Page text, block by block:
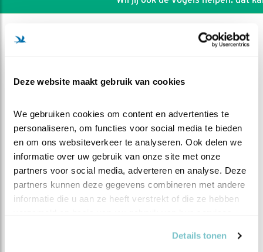
Deze website maakt gebruik van cookies
We gebruiken cookies om content en advertenties te
personaliseren, om functies voor social media te bieden
en om ons websiteverkeer te analyseren. Ook delen we
informatie over uw gebruik van onze site met onze
partners voor social media, adverteren en analyse. Deze
partners kunnen deze gegevens combineren met andere
informatie die u aan ze heeft verstrekt of die ze hebben
Details tonen
DEEL DIT FILMPJE
En de kroon op het werk